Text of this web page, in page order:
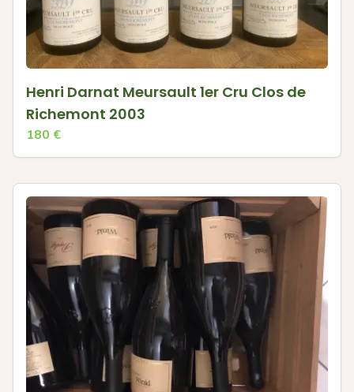
Henri Darnat Meursault 1er Cru Clos de
Richemont 2003
180 €